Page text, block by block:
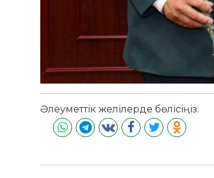
Әлеуметтік желілерде бөлісіңіз: